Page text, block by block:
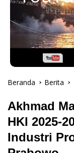
Beranda Berita
Akhmad
HKI 2025-
Industri